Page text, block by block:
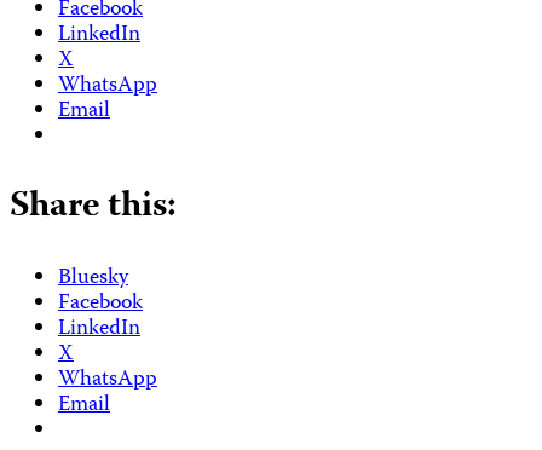
Facebook
LinkedIn
X
WhatsApp
Email
Share this:
Bluesky
Facebook
LinkedIn
X
WhatsApp
Email